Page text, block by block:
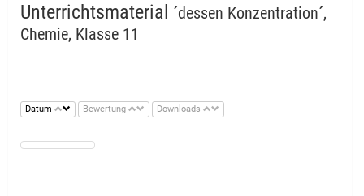
Unterrichtsmaterial ´dessen Konzentration´,
Chemie, Klasse 11
Datum Bewertung Downloads